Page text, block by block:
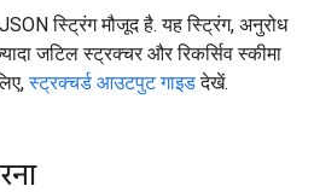
स्ट्रिंग मौजूद है. यह स्ट्रिंग, अनुरोध
जटिल स्ट्रक्चर और रिकर्सिव स्कीमा
स्ट्रक्चर्ड आउटपुट गाइडदेखें.